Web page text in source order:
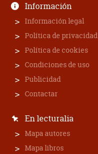
Información
Información legal
Política de privacidad
Política de cookies
Condiciones de uso
Publicidad
Contactar
En lecturalia
Mapa autores
Mapa libros